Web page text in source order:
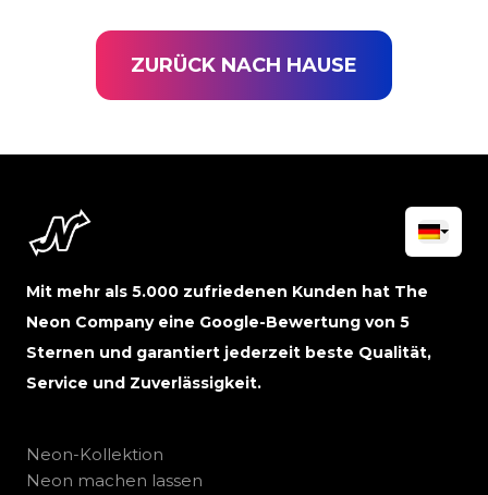
ZURÜCK NACH HAUSE
Mit mehr als 5.000 zufriedenen Kunden hat The
Neon Company eine Google-Bewertung von 5
Sternen und garantiert jederzeit beste Qualität,
Service und Zuverlässigkeit.
Neon-Kollektion
Neon machen lassen